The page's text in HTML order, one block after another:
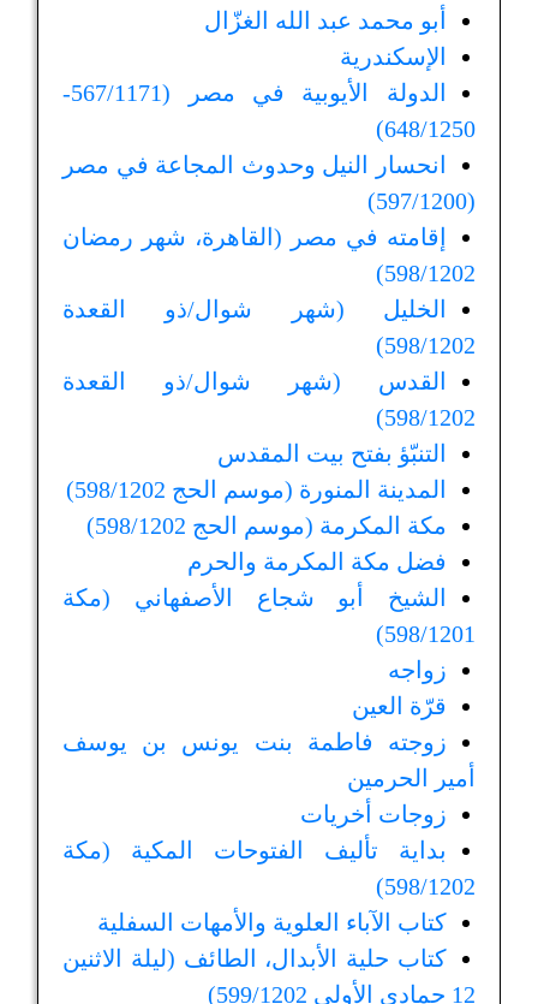
أبو محمد عبد الله الغزّال
الإسكندرية
الدولة الأيوبية في مصر (567/1171-
648/1250)
انحسار النيل وحدوث المجاعة في مصر
(597/1200)
إقامته في مصر (القاهرة، شهر رمضان
598/1202)
الخليل (شهر شوال/ذو القعدة
598/1202)
القدس (شهر شوال/ذو القعدة
598/1202)
التنبّؤ بفتح بيت المقدس
المدينة المنورة (موسم الحج 598/1202)
مكة المكرمة (موسم الحج 598/1202)
فضل مكة المكرمة والحرم
الشيخ أبو شجاع الأصفهاني (مكة
598/1201)
زواجه
قرّة العين
زوجته فاطمة بنت يونس بن يوسف
أمير الحرمين
زوجات أخريات
بداية تأليف الفتوحات المكية (مكة
598/1202)
كتاب الآباء العلوية والأمهات السفلية
كتاب حلية الأبدال، الطائف (ليلة الاثنين
12 جمادى الأولى 599/1202)